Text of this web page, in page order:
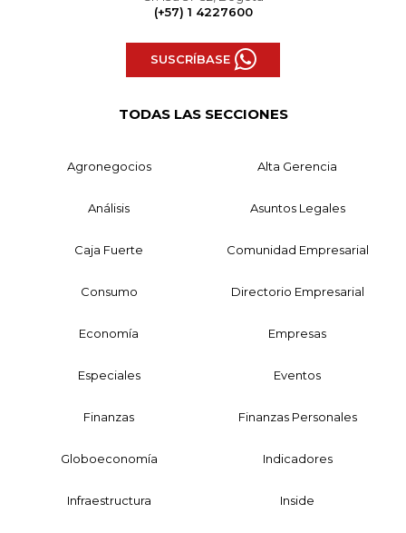
(+57) 1 4227600
SUSCRÍBASE
TODAS LAS SECCIONES
Agronegocios Alta Gerencia
Análisis Asuntos Legales
Caja Fuerte Comunidad Empresarial
Consumo Directorio Empresarial
Economía Empresas
Especiales Eventos
Finanzas Finanzas Personales
Globoeconomía Indicadores
Infraestructura Inside